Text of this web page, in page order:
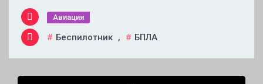
Авиация
Беспилотник , БПЛА
Навигация